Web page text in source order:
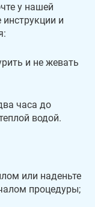
у нашей
и
и не жевать
часа до
водой.
или наденьте
процедуры;